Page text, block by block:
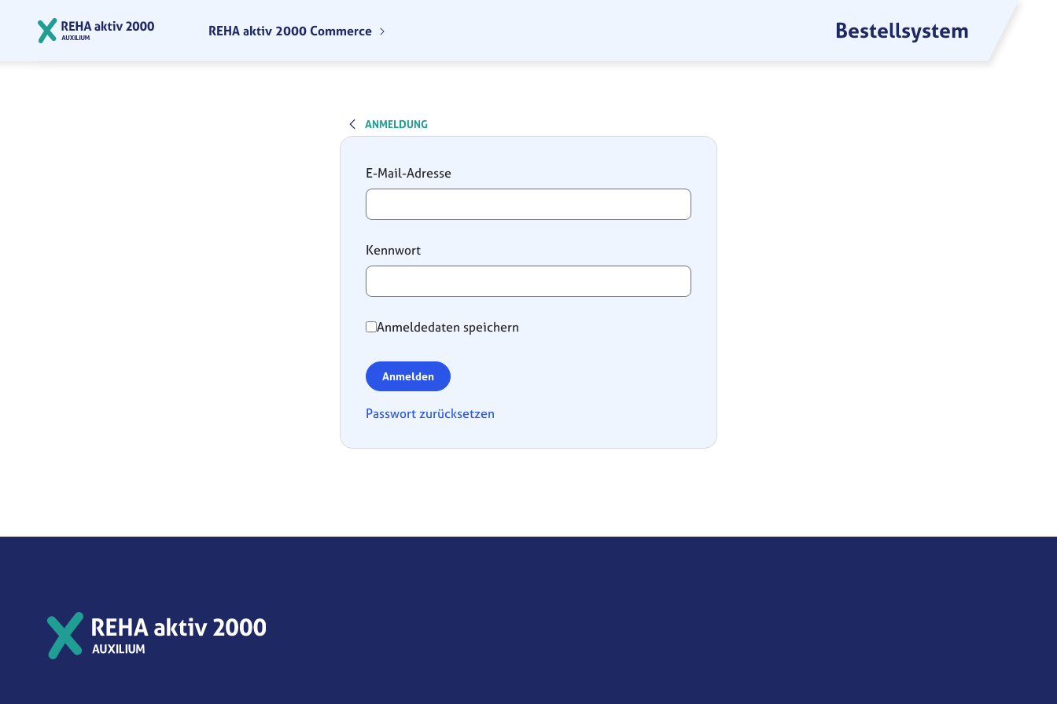
REHA aktiv 2000 Commerce Bestellsystem
ANMELDUNG
Anmeldung
E-Mail-Adresse
Kennwort
Anmeldedaten speichern
Anmelden
Passwort zurücksetzen